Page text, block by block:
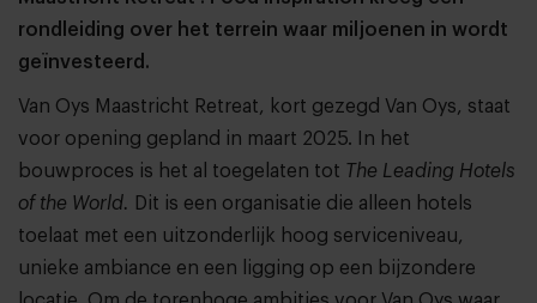
rondleiding over het terrein waar miljoenen in wordt
geïnvesteerd.
Van Oys Maastricht Retreat, kort gezegd Van Oys, staat
voor opening gepland in maart 2025. In het
bouwproces is het al toegelaten tot The Leading Hotels
of the World.
Dit is een organisatie die alleen hotels
toelaat met een uitzonderlijk hoog serviceniveau,
unieke ambiance en een ligging op een bijzondere